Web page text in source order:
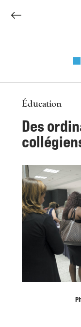
Éducation
Des